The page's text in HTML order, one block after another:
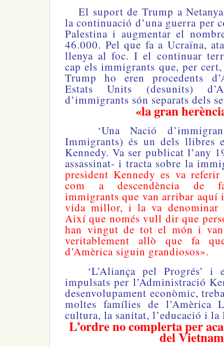
El suport de Trump a
la continuació d’una guerra per
Palestina i augmentar el
46.000. Pel que fa a Ucraïna,
llenya al foc. I el continuar
cap els immigrants que, per
Trump ho eren procedents
Estats Units (desunits)
d’immigrants són separats dels
«la gran
‘Una Nació
Immigrants) és un dels llibres
Kennedy. Va ser publicat l’any
assassinat- i tracta sobre la
president Kennedy es va
com a descendència de
immigrants que van arribar aquí
vida millor, i la va denominar
Així que només vull dir que
han vingut de tot el món i
veritablement allò que fa
d’Amèrica siguin grandiosos».
‘L’Aliança pel Progrés’ i
impulsats per l’Administració
desenvolupament econòmic,
moltes famílies de
cultura, la sanitat, l’educació i la
L’ordre no complerta per
del Vietnam